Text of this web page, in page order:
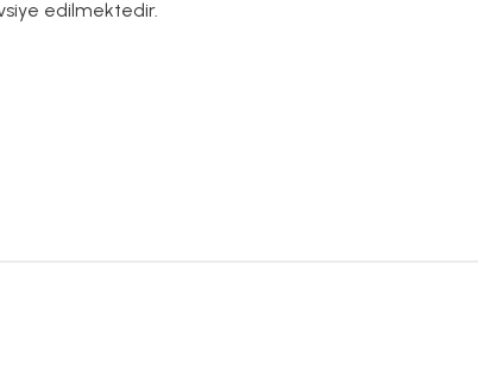
edilmektedir.